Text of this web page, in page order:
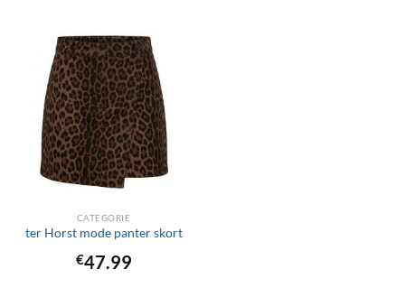
CATEGORIE
ter Horst mode panter skort
€47.99